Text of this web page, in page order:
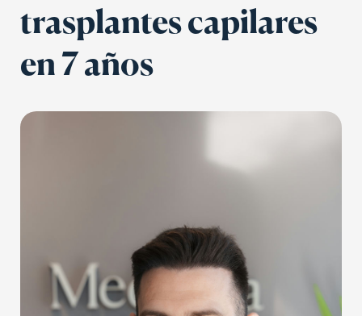
trasplantes capilares
en 7 años